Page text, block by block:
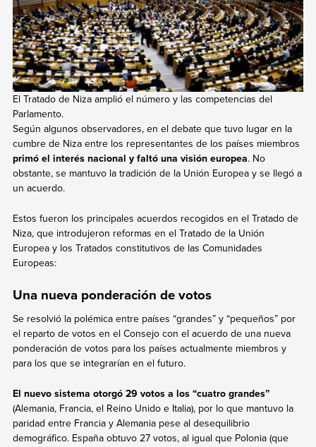
El Tratado de Niza amplió el número y las competencias del
Parlamento.
Según algunos observadores, en el debate que tuvo lugar en la
cumbre de Niza entre los representantes de los países miembros
primó el interés nacional y faltó una visión europea. No
obstante, se mantuvo la tradición de la Unión Europea y se llegó a
un acuerdo.
Estos fueron los principales acuerdos recogidos en el Tratado de
Niza, que introdujeron reformas en el Tratado de la Unión
Europea y los Tratados constitutivos de las Comunidades
Europeas:
Una nueva ponderación de votos
Se resolvió la polémica entre países “grandes” y “pequeños” por
el reparto de votos en el Consejo con el acuerdo de una nueva
ponderación de votos para los países actualmente miembros y
para los que se integrarían en el futuro.
El nuevo sistema otorgó 29 votos a los “cuatro grandes”
(Alemania, Francia, el Reino Unido e Italia), por lo que mantuvo la
paridad entre Francia y Alemania pese al desequilibrio
demográfico. España obtuvo 27 votos, al igual que Polonia (que